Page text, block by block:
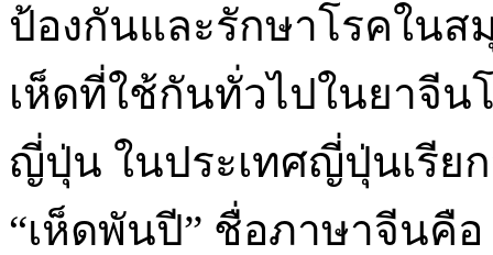
ป้องกันและรักษาโรคในส
เห็ดที่ใช้กันทั่วไปในยาจี
ญี่ปุ่น ในประเทศญี่ปุ่นเรีย
“เห็ดพันปี” ชื่อภาษาจีนคื